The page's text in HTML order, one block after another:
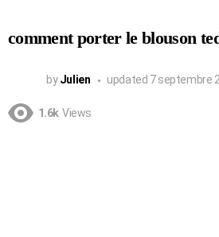
comment porter le blouson
by Julien updated 7 septembre
1.6k Views